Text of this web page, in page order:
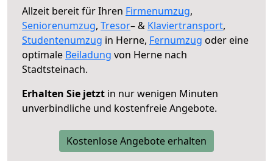
Allzeit bereit für Ihren Firmenumzug,
Seniorenumzug, Tresor– & Klaviertransport,
Studentenumzug in Herne, Fernumzug oder eine
optimale Beiladung von Herne nach
Stadtsteinach.
Erhalten Sie jetzt in nur wenigen Minuten
unverbindliche und kostenfreie Angebote.
Kostenlose Angebote erhalten